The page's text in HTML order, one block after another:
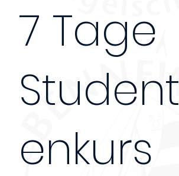
7 Tage
Student
enkurs